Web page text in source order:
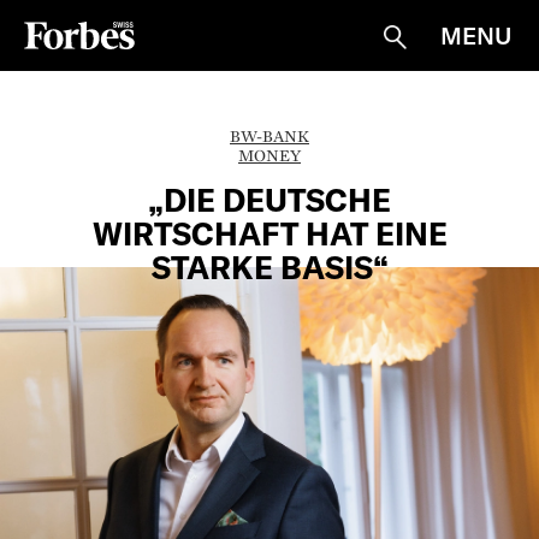
Suche
MENU
BW-BANK
MONEY
„DIE DEUTSCHE
WIRTSCHAFT HAT EINE
STARKE BASIS“